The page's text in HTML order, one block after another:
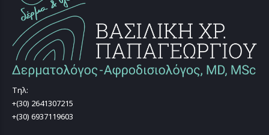
Τηλ:
+(30) 2641307215
+(30) 6937119603